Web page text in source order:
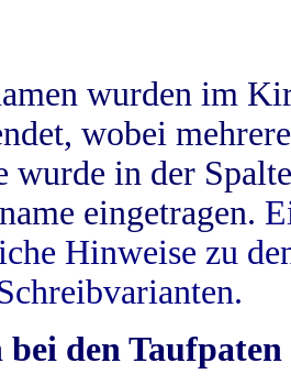
wurden im
wobei
wurde in der
eingetragen.
Hinweise zu
den Taufpaten